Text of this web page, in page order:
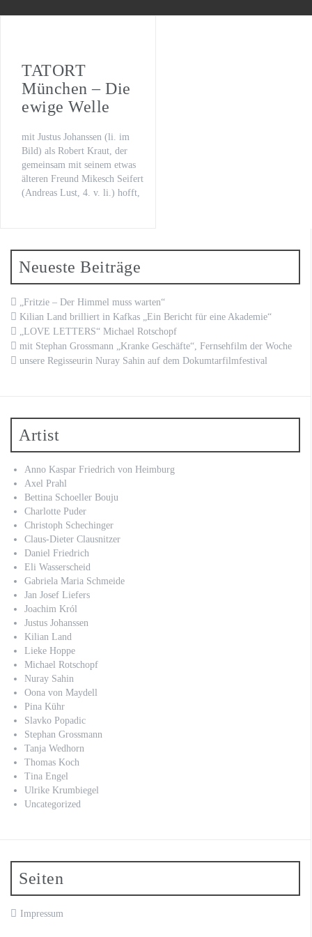
WILSBERG – VATERFREUDEN
Michael Rotschopf und Charlotte Puder
„Fritzie – Der Himmel muss warten“
TATORT
München – Die
ewige Welle
mit Justus Johanssen (li. im
Bild) als Robert Kraut, der
gemeinsam mit seinem etwas
älteren Freund Mikesch Seifert
(Andreas Lust, 4. v. li.) hofft,
Neueste Beiträge
„Fritzie – Der Himmel muss warten“
Kilian Land brilliert in Kafkas „Ein Bericht für eine Akademie“
„LOVE LETTERS“ Michael Rotschopf
mit Stephan Grossmann „Kranke Geschäfte“, Fernsehfilm der Woche
unsere Regisseurin Nuray Sahin auf dem Dokumtarfilmfestival
Artist
Anno Kaspar Friedrich von Heimburg
Axel Prahl
Bettina Schoeller Bouju
Charlotte Puder
Christoph Schechinger
Claus-Dieter Clausnitzer
Daniel Friedrich
Eli Wasserscheid
Gabriela Maria Schmeide
Jan Josef Liefers
Joachim Król
Justus Johanssen
Kilian Land
Lieke Hoppe
Michael Rotschopf
Nuray Sahin
Oona von Maydell
Pina Kühr
Slavko Popadic
Stephan Grossmann
Tanja Wedhorn
Thomas Koch
Tina Engel
Ulrike Krumbiegel
Uncategorized
Seiten
Impressum